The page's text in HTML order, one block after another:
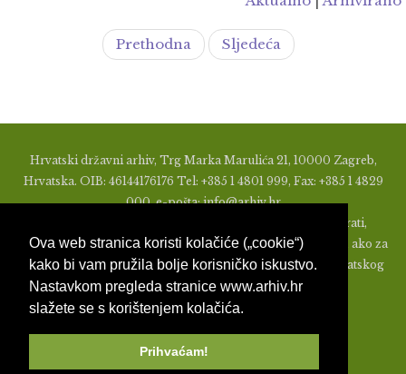
Ova web stranica koristi kolačiće („cookie“)
kako bi vam pružila bolje korisničko iskustvo.
Nastavkom pregleda stranice www.arhiv.hr
slažete se s korištenjem kolačića.
Prihvaćam!
Prethodna Sljedeća
Hrvatski državni arhiv, Trg Marka Marulića 21, 10000 Zagreb,
Hrvatska. OIB: 46144176176 Tel: +385 1 4801 999, Fax: +385 1 4829
000, e-pošta: info@arhiv.hr
Zabranjeno je u bilo kojem obliku objavljivati, distribuirati,
mijenjati ili na ikoji način koristiti materijale s ovih stranica, ako za
to nije prethodno izdato pismeno odobrenje od strane Hrvatskog
državnog arhiva.